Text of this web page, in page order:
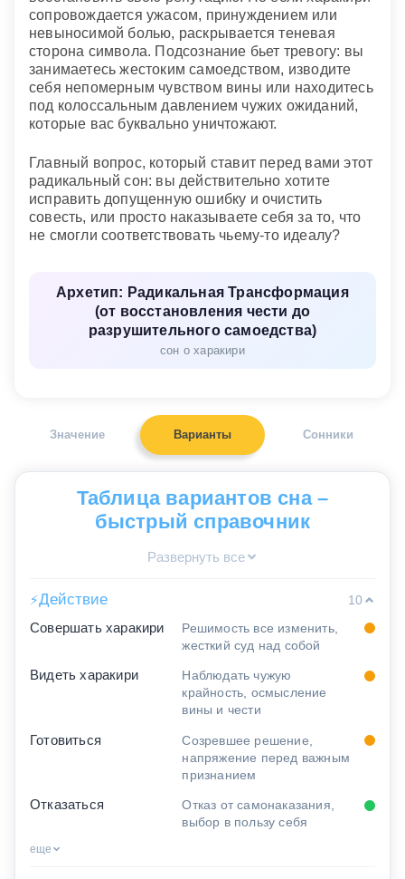
сопровождается ужасом, принуждением или
невыносимой болью, раскрывается теневая
сторона символа. Подсознание бьет тревогу: вы
занимаетесь жестоким самоедством, изводите
себя непомерным чувством вины или находитесь
под колоссальным давлением чужих ожиданий,
которые вас буквально уничтожают.
Главный вопрос, который ставит перед вами этот
радикальный сон: вы действительно хотите
исправить допущенную ошибку и очистить
совесть, или просто наказываете себя за то, что
не смогли соответствовать чьему-то идеалу?
Архетип: Радикальная Трансформация
(от восстановления чести до
разрушительного самоедства)
сон о харакири
Значение Варианты Сонники
Таблица вариантов сна –
быстрый справочник
Развернуть все
⚡Действие
10
Совершать харакири
Решимость все изменить,
жесткий суд над собой
Видеть харакири
Наблюдать чужую
крайность, осмысление
вины и чести
Готовиться
Созревшее решение,
напряжение перед важным
признанием
Отказаться
Отказ от самонаказания,
выбор в пользу себя
еще